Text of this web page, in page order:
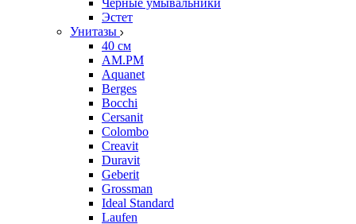
Черные умывальники
Эстет
Унитазы
40 см
AM.PM
Aquanet
Berges
Bocchi
Cersanit
Colombo
Creavit
Duravit
Geberit
Grossman
Ideal Standard
Laufen